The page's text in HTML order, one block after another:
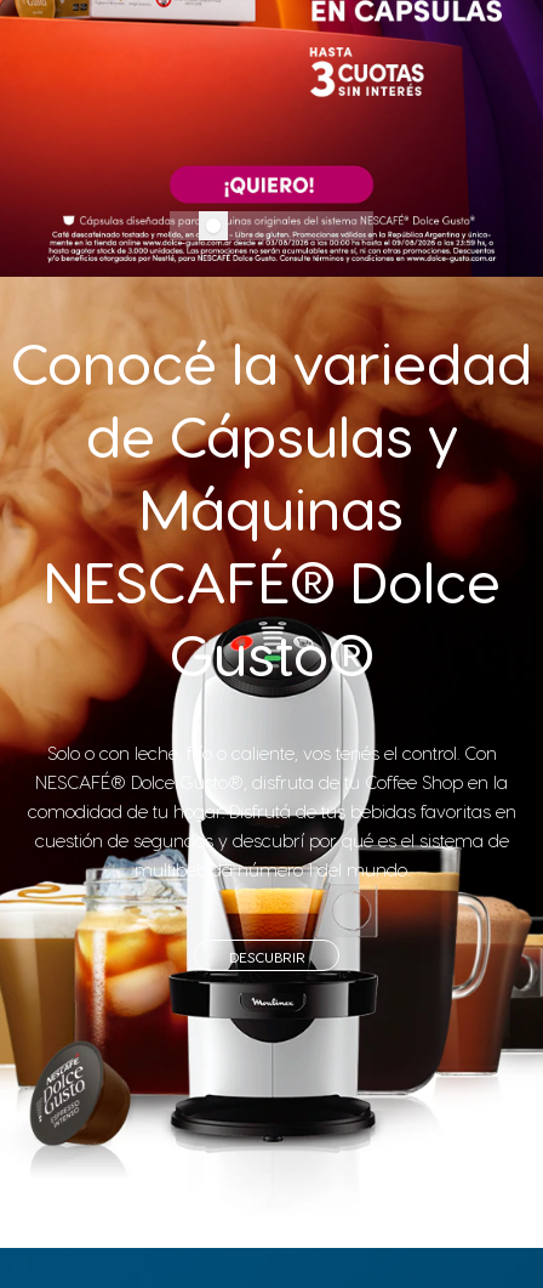
Conocé la variedad
de Cápsulas y
Máquinas
NESCAFÉ® Dolce
Gusto®
Solo o con leche, frío o caliente, vos tenés el control. Con
NESCAFÉ® Dolce Gusto®, disfruta de tu Coffee Shop en la
comodidad de tu hogar. Disfrutá de tus bebidas favoritas en
cuestión de segundos y descubrí por qué es el sistema de
multibebida número 1 del mundo.
DESCUBRIR